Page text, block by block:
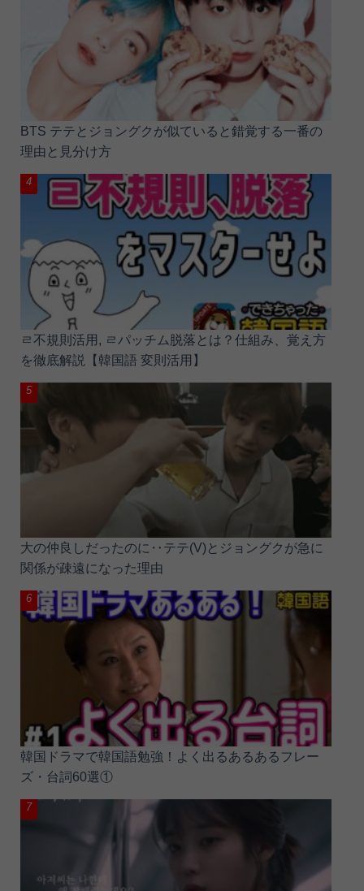
BTS テテとジョングクが似ていると錯覚する一番の
理由と見分け方
ㄹ不規則活用, ㄹパッチム脱落とは？仕組み、覚え方
を徹底解説【韓国語 変則活用】
大の仲良しだったのに‥テテ(V)とジョングクが急に
関係が疎遠になった理由
韓国ドラマで韓国語勉強！よく出るあるあるフレー
ズ・台詞60選①